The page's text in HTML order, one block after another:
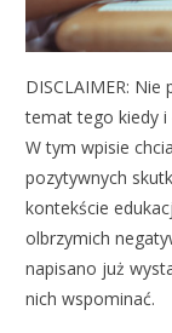
DISCLAIMER:
temat tego kiedy
W tym wpisie
pozytywnych
kontekście
olbrzymich
napisano już
nich wspominać.